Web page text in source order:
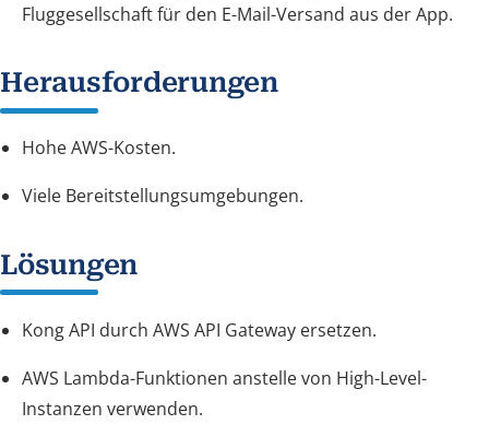
Fluggesellschaft für den E-Mail-Versand aus der App.
Herausforderungen
Hohe AWS-Kosten.
Viele Bereitstellungsumgebungen.
Lösungen
Kong API durch AWS API Gateway ersetzen.
AWS Lambda-Funktionen anstelle von High-Level-
Instanzen verwenden.